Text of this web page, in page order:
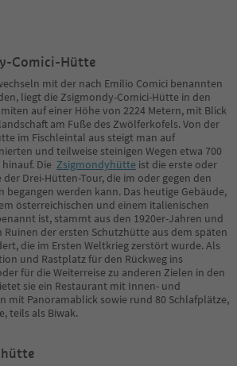
Comici-Hütte
mit der nach Emilio Comici benannten
liegt die Zsigmondy-Comici-Hütte in den
auf einer Höhe von 2224 Metern, mit Blick
am Fuße des Zwölferkofels. Von der
im Fischleintal aus steigt man auf
und teilweise steinigen Wegen etwa 700
Die Zsigmondyhütte ist die erste oder
Drei-Hütten-Tour, die im oder gegen den
begangen werden kann. Das heutige Gebäude,
österreichischen und einem italienischen
ist, stammt aus den 1920er-Jahren und
Ruinen der ersten Schutzhütte aus dem späten
die im Ersten Weltkrieg zerstört wurde. Als
und Rastplatz für den Rückweg ins
für die Weiterreise zu anderen Zielen in den
sie ein Restaurant mit Innen- und
mit Panoramablick sowie rund 80 Schlafplätze,
teils als Biwak.